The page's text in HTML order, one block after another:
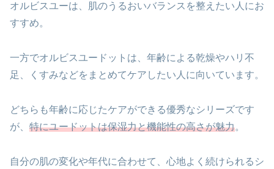
オルビスユーは、肌のうるおいバランスを整えたい人にお
すすめ。
一方でオルビスユードットは、年齢による乾燥やハリ不
足、くすみなどをまとめてケアしたい人に向いています。
どちらも年齢に応じたケアができる優秀なシリーズです
が、 特にユードットは保湿力と機能性の高さが魅力。
自分の肌の変化や年代に合わせて、心地よく続けられるシ